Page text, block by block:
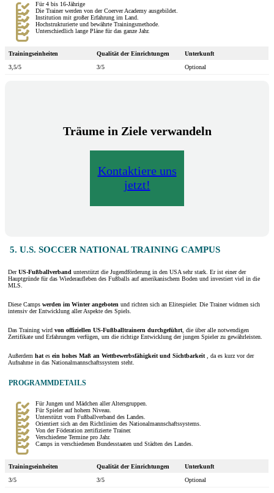
Für 4 bis 16-Jährige
Die Trainer werden von der Coerver Academy ausgebildet.
Institution mit großer Erfahrung im Land.
Hochstrukturierte und bewährte Trainingsmethode.
Unterschiedlich lange Pläne für das ganze Jahr.
Trainingseinheiten Qualität der Einrichtungen
Unterkunft
3,5/5
3/5 Optional
Träume in Ziele verwandeln
Kontaktiere uns
jetzt!
5. U.S. SOCCER NATIONAL TRAINING CAMPUS
DerUS-Fußballverband unterstützt die Jugendförderung in den USA sehr stark. Er ist einer der
Hauptgründe für das Wiederaufleben des Fußballs auf amerikanischem Boden und investiert viel in die
MLS.
Diese Camps werden im Winter angeboten und richten sich an Elitespieler. Die Trainer widmen sich
intensiv der Entwicklung aller Aspekte des Spiels.
Das Training wird von offiziellen US-Fußballtrainern durchgeführt , die über alle notwendigen
Zertifikate und Erfahrungen verfügen, um die richtige Entwicklung der jungen Spieler zu gewährleisten.
Außerdem hat es ein hohes Maß an Wettbewerbsfähigkeit und Sichtbarkeit
, da es kurz vor der
Aufnahme in das Nationalmannschaftssystem steht.
PROGRAMMDETAILS
Für Jungen und Mädchen aller Altersgruppen.
Für Spieler auf hohem Niveau.
Unterstützt vom Fußballverband des Landes.
Orientiert sich an den Richtlinien des Nationalmannschaftssystems.
Von der Föderation zertifizierte Trainer.
Verschiedene Termine pro Jahr.
Camps in verschiedenen Bundesstaaten und Städten des Landes.
Trainingseinheiten Qualität der Einrichtungen
Unterkunft
3/5
3/5 Optional